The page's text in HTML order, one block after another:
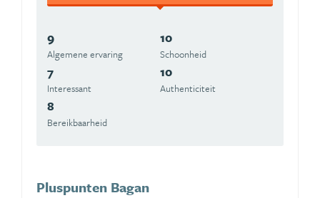
9
Algemene ervaring
10
Schoonheid
7
Interessant
10
Authenticiteit
8
Bereikbaarheid
Pluspunten Bagan